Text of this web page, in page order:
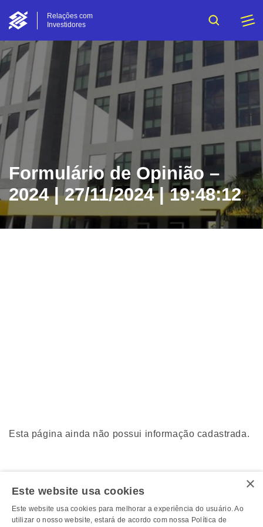
Relações com
Investidores
Formulário de Opinião –
2024 | 27/11/2024 | 19:48:12
Esta página ainda não possui informação cadastrada.
×
Este website usa cookies
Este website usa cookies para melhorar a experiência do usuário. Ao
utilizar o nosso website, estará de acordo com nossa Política de